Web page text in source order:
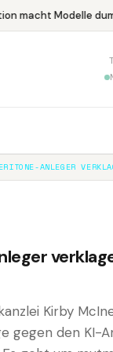
macht Modelle
ANLEGER
Kirby
gegen den KI-